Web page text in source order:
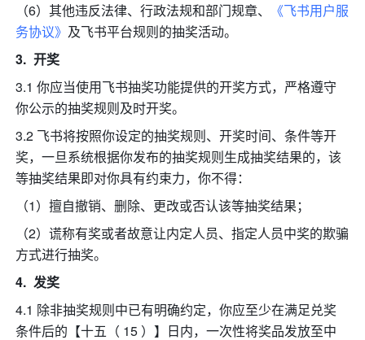
（6）其他违反法律、行政法规和部门规章、
《飞书用户服
务协议》 及飞书平台规则的抽奖活动。
开奖
3.1 你应当使用飞书抽奖功能提供的开奖方式，严格遵守
你公示的抽奖规则及时开奖。
3.2 飞书将按照你设定的抽奖规则、开奖时间、条件等开
奖，一旦系统根据你发布的抽奖规则生成抽奖结果的，该
等抽奖结果即对你具有约束力，你不得：
（1）擅自撤销、删除、更改或否认该等抽奖结果；
（2）谎称有奖或者故意让内定人员、指定人员中奖的欺骗
方式进行抽奖。
发奖
4.1 除非抽奖规则中已有明确约定，你应至少在满足兑奖
条件后的【十五（ 15 ）】日内，一次性将奖品发放至中